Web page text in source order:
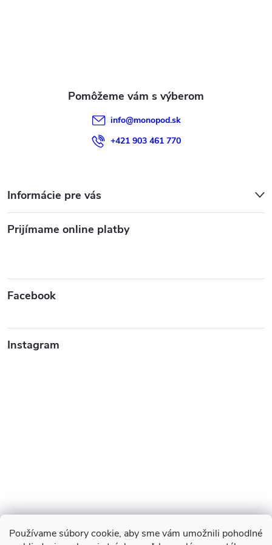
Používame súbory cookie, aby sme vám umožnili pohodlné
info@monopod.sk
+421 903 461 770
Informácie pre vás
Prijímame online platby
Facebook
Instagram